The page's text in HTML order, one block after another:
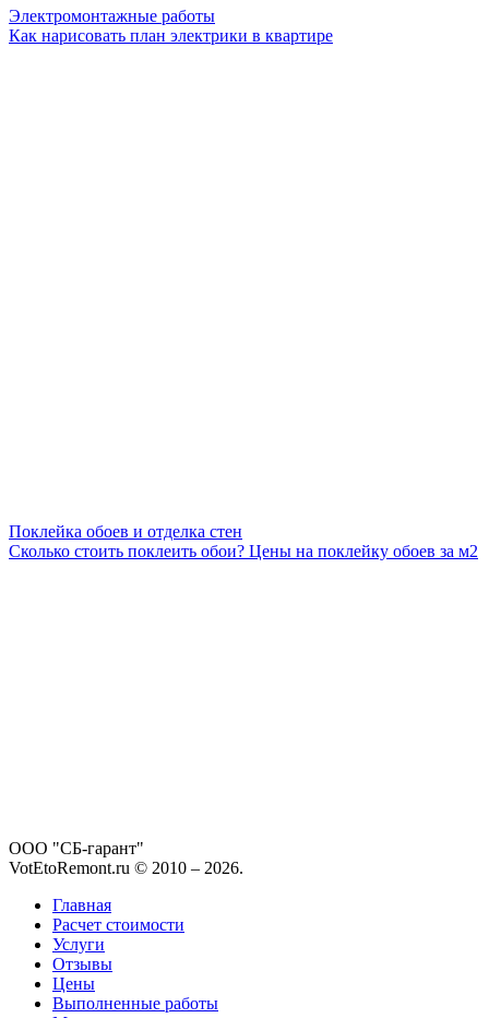
Электромонтажные работы
Как нарисовать план электрики в квартире
Поклейка обоев и отделка стен
Сколько стоить поклеить обои? Цены на поклейку обоев за м2
ООО "СБ-гарант"
VotEtoRemont.ru © 2010 – 2026.
Главная
Расчет стоимости
Услуги
Отзывы
Цены
Выполненные работы